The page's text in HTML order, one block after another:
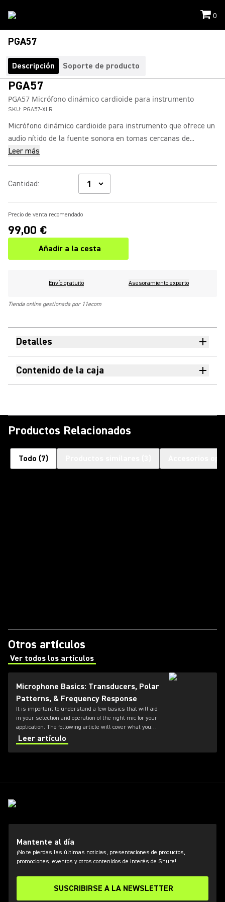
0
PGA57
Descripción Soporte de producto
PGA57
PGA57 Micrófono dinámico cardioide para instrumento
SKU: PGA57-XLR
Micrófono dinámico cardioide para instrumento que ofrece un
audio nítido de la fuente sonora en tomas cercanas de...
Leer más
Cantidad:
Precio de venta recomendado
99,00 €
Añadir a la cesta
Envío gratuito Asesoramiento experto
Tienda online gestionada por 11ecom
Detalles
Contenido de la caja
Productos Relacionados
Todo (7)
Otros artículos
Ver todos los artículos
(Opens in a new tab)
Microphone Basics: Transducers, Polar
Patterns, & Frequency Response
It is important to understand a few basics that will aid
in your selection and operation of the right mic for your
application. The following article will cover what you
need to know.
Leer artículo
Mantente al día
¡No te pierdas las últimas noticias, presentaciones de productos,
promociones, eventos y otros contenidos de interés de Shure!
SUSCRIBIRSE A LA NEWSLETTER